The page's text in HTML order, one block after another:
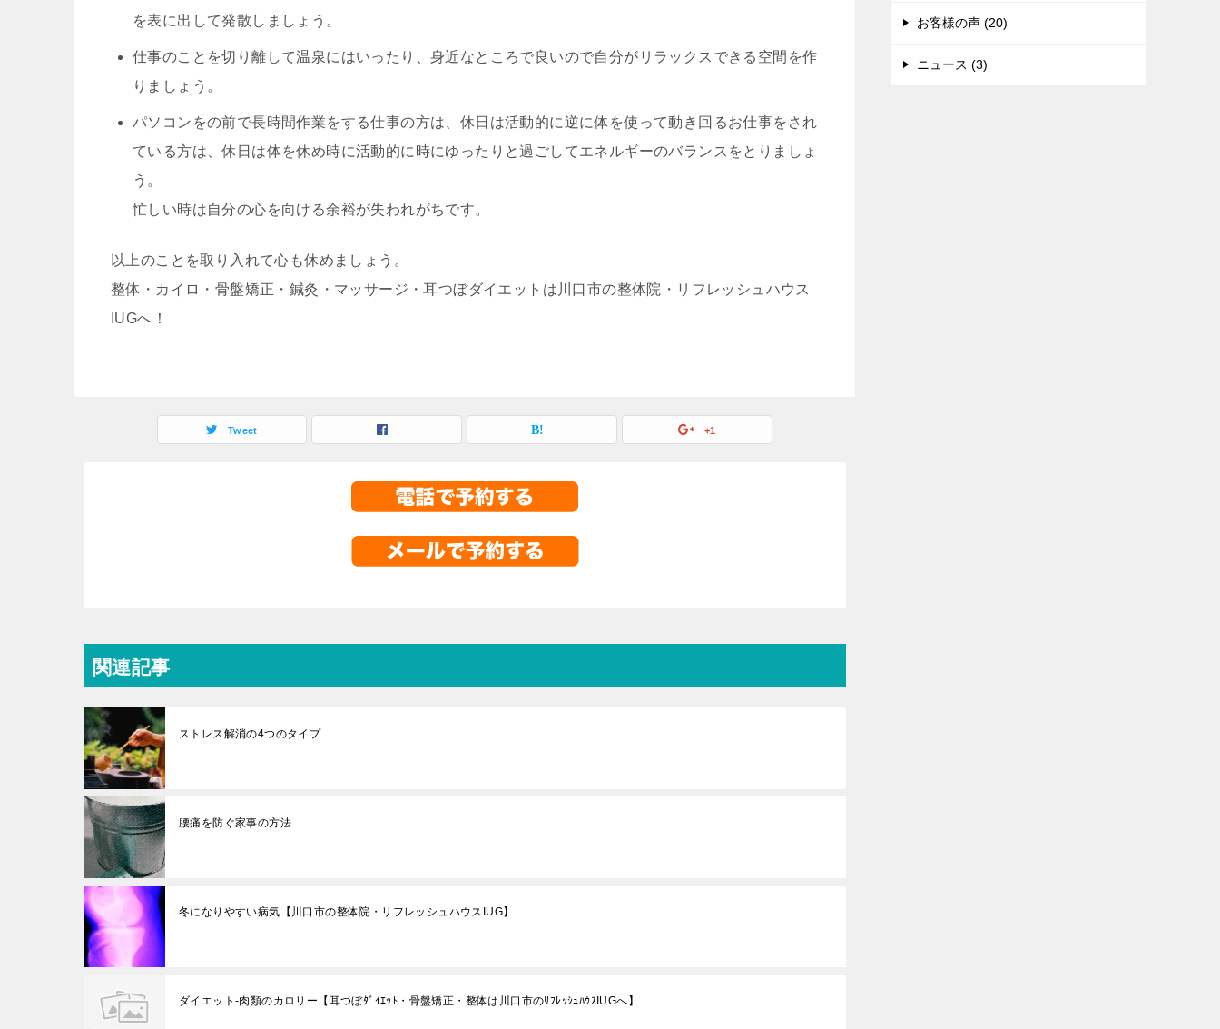
を表に出して発散しましょう。
仕事のことを切り離して温泉にはいったり、身近なところで良いので自分がリラックスできる空間を作
りましょう。
パソコンをの前で長時間作業をする仕事の方は、休日は活動的に逆に体を使って動き回るお仕事をされ
ている方は、休日は体を休め時に活動的に時にゆったりと過ごしてエネルギーのバランスをとりましょ
う。
忙しい時は自分の心を向ける余裕が失われがちです。
以上のことを取り入れて心も休めましょう。
整体・カイロ・骨盤矯正・鍼灸・マッサージ・耳つぼダイエットは川口市の整体院・リフレッシュハウス
IUGへ！
Tweet +1
関連記事
ストレス解消の4つのタイプ
腰痛を防ぐ家事の方法
冬になりやすい病気【川口市の整体院・リフレッシュハウスIUG】
ダイエット-肉類のカロリー【耳つぼﾀﾞｲｴｯﾄ・骨盤矯正・整体は川口市のﾘﾌﾚｯｼｭﾊｳｽIUGへ】
お客様の声 (20)
ニュース (3)